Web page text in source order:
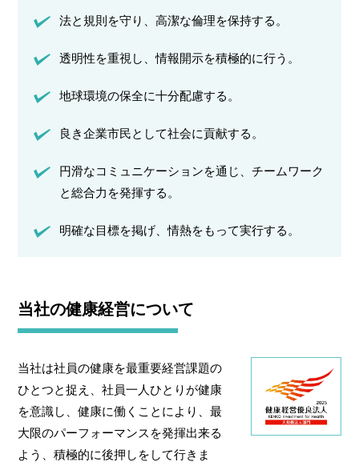
法と規則を守り、高潔な倫理を保持する。
透明性を重視し、情報開示を積極的に行う。
地球環境の保全に十分配慮する。
良き企業市民として社会に貢献する。
円滑なコミュニケーションを通じ、チームワーク
と総合力を発揮する。
明確な目標を掲げ、情熱をもって実行する。
当社の健康経営について
当社は社員の健康を最重要経営課題の
ひとつと捉え、社員一人ひとりが健康
を意識し、健康に働くことにより、最
大限のパーフォーマンスを発揮出来る
よう、積極的に後押しをして行きま